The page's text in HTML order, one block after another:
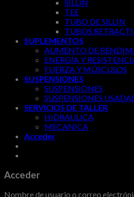
SILLIN
TEE
TUBO DE SILLIN
TUBOS
SUPLEMENTOS
AUMENTO DE
ENERGÍA Y
FUERZA Y MÚSCULOS
SUSPENSIONES
SUSPENSIONES
SUSPENSIONES
SERVICIOS DE TALLER
HIDRAULICA
MECANICA
Acceder
Acceder
Nombre de usuario o correo